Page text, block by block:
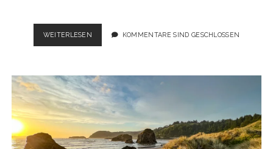
WEITERLESEN
ROADTRIP
WASHINGTON.
KOMMENTARE SIND GESCHLOSSEN